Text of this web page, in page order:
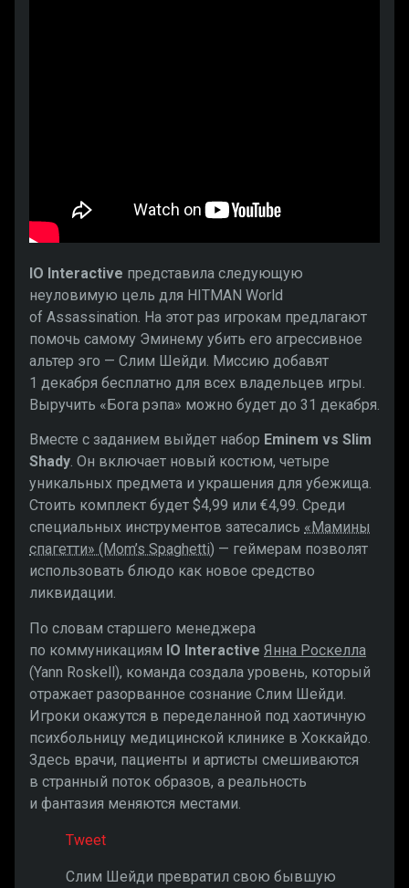
IO Interactive представила следующую
неуловимую цель для HITMAN World
of Assassination. На этот раз игрокам предлагают
помочь самому Эминему убить его агрессивное
альтер эго — Слим Шейди. Миссию добавят
1 декабря бесплатно для всех владельцев игры.
Выручить «Бога рэпа» можно будет до 31 декабря.
Вместе с заданием выйдет набор Eminem vs Slim
Shady. Он включает новый костюм, четыре
уникальных предмета и украшения для убежища.
Стоить комплект будет $4,99 или €4,99. Среди
специальных инструментов затесались «Мамины
спагетти» (Mom’s Spaghetti) — геймерам позволят
использовать блюдо как новое средство
ликвидации.
По словам старшего менеджера
по коммуникациям IO Interactive Янна Роскелла
(Yann Roskell), команда создала уровень, который
отражает разорванное сознание Слим Шейди.
Игроки окажутся в переделанной под хаотичную
психбольницу медицинской клинике в Хоккайдо.
Здесь врачи, пациенты и артисты смешиваются
в странный поток образов, а реальность
и фантазия меняются местами.
Tweet
Слим Шейди превратил свою бывшую